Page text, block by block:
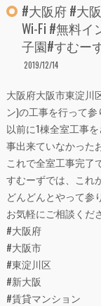
#大阪府 #大
Wi-Fi #無料
子園#すむー
2019/12/14
大阪府大阪市東淀川
ン)の工事を行って参
以前に1棟全室工事
事出来ていなかった
これで全室工事完了
すむーずでは、これ
どんどんとやって参
お気軽にご相談くだ
#大阪府
#大阪市
#東淀川区
#新大阪
#賃貸マンション